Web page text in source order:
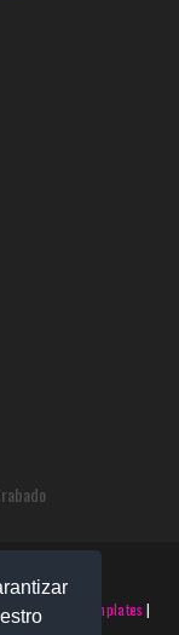
con SoraTemplates |